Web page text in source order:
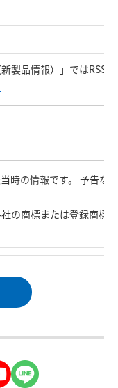
製品情報）」ではRSS
時の情報です。 予告な
の商標または登録商標